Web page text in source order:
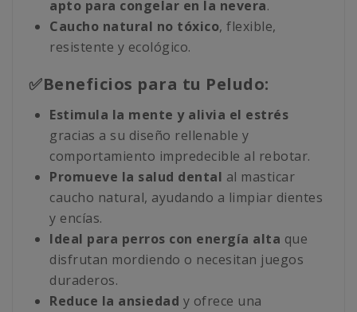
apto para congelar en la nevera.
Caucho natural no tóxico, flexible,
resistente y ecológico.
✅Beneficios para tu Peludo:
Estimula la mente y alivia el estrés
gracias a su diseño rellenable y
comportamiento impredecible al rebotar.
Promueve la salud dental al masticar
caucho natural, ayudando a limpiar dientes
y encías.
Ideal para perros con energía alta que
disfrutan mordiendo o necesitan juegos
duraderos.
Reduce la ansiedad y ofrece una